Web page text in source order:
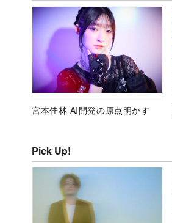
宮本佳林 AI開発の原点明かす
Pick Up!